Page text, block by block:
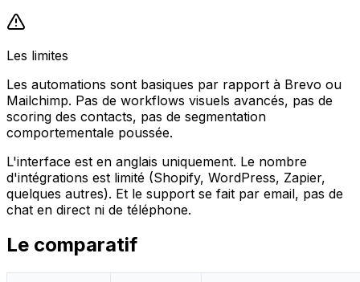
Les limites
Les automations sont basiques par rapport à Brevo ou
Mailchimp. Pas de workflows visuels avancés, pas de
scoring des contacts, pas de segmentation
comportementale poussée.
L'interface est en anglais uniquement. Le nombre
d'intégrations est limité (Shopify, WordPress, Zapier,
quelques autres). Et le support se fait par email, pas de
chat en direct ni de téléphone.
Le comparatif